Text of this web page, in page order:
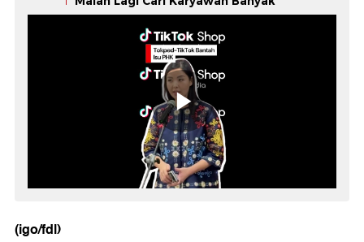
(igo/fdl)